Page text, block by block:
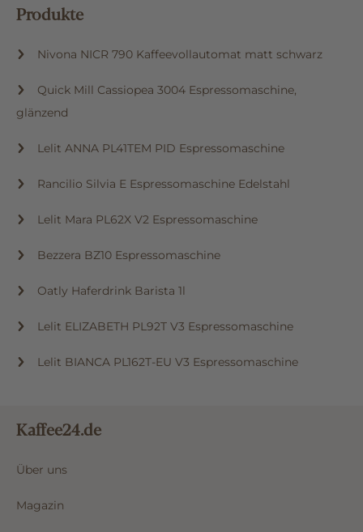
Produkte
Nivona NICR 790 Kaffeevollautomat matt schwarz
Quick Mill Cassiopea 3004 Espressomaschine,
glänzend
Lelit ANNA PL41TEM PID Espressomaschine
Rancilio Silvia E Espressomaschine Edelstahl
Lelit Mara PL62X V2 Espressomaschine
Bezzera BZ10 Espressomaschine
Oatly Haferdrink Barista 1l
Lelit ELIZABETH PL92T V3 Espressomaschine
Lelit BIANCA PL162T-EU V3 Espressomaschine
Kaffee24.de
Über uns
Magazin